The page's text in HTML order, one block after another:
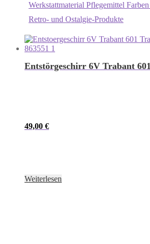
Werkstattmaterial Pflegemittel
Retro- und Ostalgie-Produkte
Entstörgeschirr 6V Trabant 601
49,00 €
Weiterlesen